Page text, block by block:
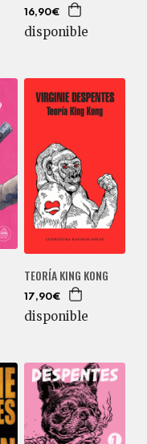
16,90€
disponible
TEORÍA KING KONG
17,90€
disponible